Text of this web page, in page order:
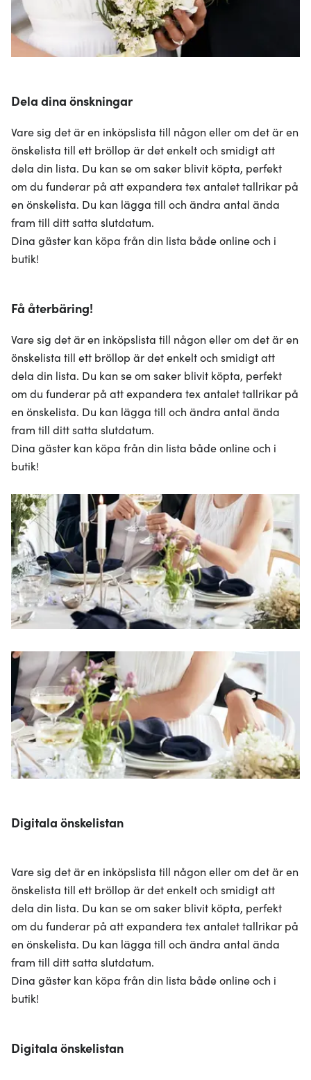
Dela dina önskningar
Vare sig det är en inköpslista till någon eller om det är en
önskelista till ett bröllop är det enkelt och smidigt att
dela din lista. Du kan se om saker blivit köpta, perfekt
om du funderar på att expandera tex antalet tallrikar på
en önskelista. Du kan lägga till och ändra antal ända
fram till ditt satta slutdatum.
Dina gäster kan köpa från din lista både online och i
butik!
Få återbäring!
Vare sig det är en inköpslista till någon eller om det är en
önskelista till ett bröllop är det enkelt och smidigt att
dela din lista. Du kan se om saker blivit köpta, perfekt
om du funderar på att expandera tex antalet tallrikar på
en önskelista. Du kan lägga till och ändra antal ända
fram till ditt satta slutdatum.
Dina gäster kan köpa från din lista både online och i
butik!
Digitala önskelistan
Vare sig det är en inköpslista till någon eller om det är en
önskelista till ett bröllop är det enkelt och smidigt att
dela din lista. Du kan se om saker blivit köpta, perfekt
om du funderar på att expandera tex antalet tallrikar på
en önskelista. Du kan lägga till och ändra antal ända
fram till ditt satta slutdatum.
Dina gäster kan köpa från din lista både online och i
butik!
Digitala önskelistan